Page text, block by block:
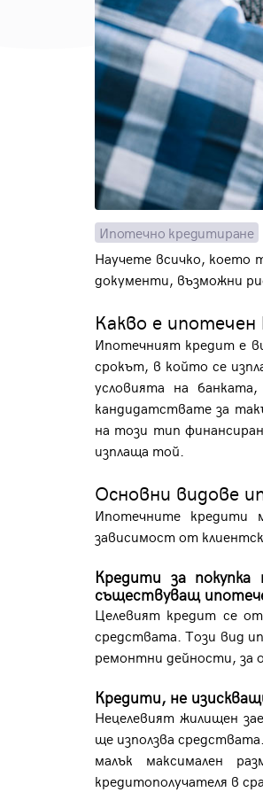
Ипотечно кредитиране
Научете всичко, което
документи, възможни
Какво е ипотечен
Ипотечният кредит е
срокът, в който се
условията на
кандидатствате за
на този тип
изплаща той.
Основни видове
Ипотечните кредити
зависимост от
Кредити за
съществуващ
Целевият кредит се
средствата. Този вид
ремонтни дейности, за
Кредити, не
Нецелевият жилищен
ще използва
малък максимален
кредитополучателя в